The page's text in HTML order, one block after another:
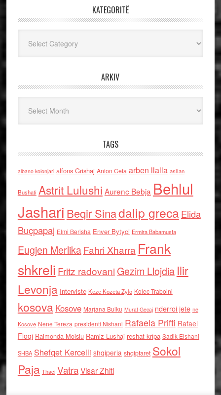
KATEGORITË
ARKIV
TAGS
albano kolonjari alfons Grishaj Anton Cefa arben llalla asllan
Bushati Astrit Lulushi Aurenc Bebja Behlul
Jashari Beqir Sinadalip grecaElida
Buçpapaj Elmi Berisha Enver Bytyci Ermira Babamusta
Eugjen MerlikaFahri Xharra Frank
shkreli Fritz radovaniGezim Llojdia Ilir
Levonja Interviste Keze Kozeta Zylo Kolec Traboini
kosova Kosove Marjana Bulku Murat Gecaj nderroi jete ne
Kosove Nene Tereza presidenti Nishani Rafaela Prifti Rafael
Floqi Raimonda Moisiu Ramiz Lushaj reshat kripa Sadik Elshani
SHBA Shefqet Kercelli shqiperia shqiptaret Sokol
Paja Thaci VatraVisar Zhiti